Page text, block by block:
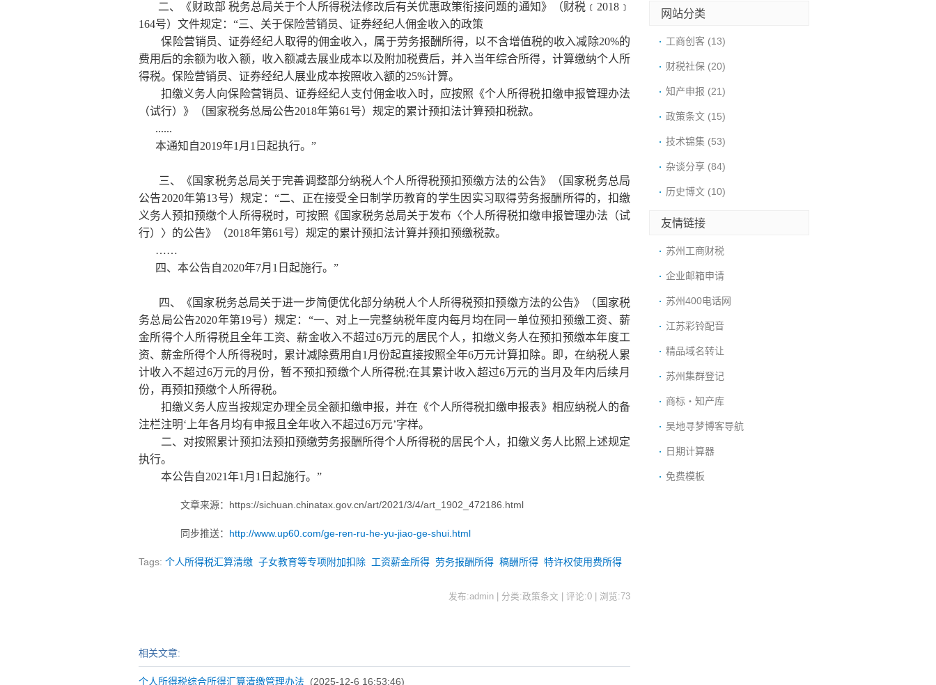
二、《财政部 税务总局关于个人所得税法修改后有关优惠政策衔接问题的通知》（财税﹝2018﹞
164号）文件规定：“三、关于保险营销员、证券经纪人佣金收入的政策
保险营销员、证券经纪人取得的佣金收入，属于劳务报酬所得，以不含增值税的收入减除20%的
费用后的余额为收入额，收入额减去展业成本以及附加税费后，并入当年综合所得，计算缴纳个人所
得税。保险营销员、证券经纪人展业成本按照收入额的25%计算。
扣缴义务人向保险营销员、证券经纪人支付佣金收入时，应按照《个人所得税扣缴申报管理办法
（试行）》（国家税务总局公告2018年第61号）规定的累计预扣法计算预扣税款。
......
本通知自2019年1月1日起执行。”
三、《国家税务总局关于完善调整部分纳税人个人所得税预扣预缴方法的公告》（国家税务总局
公告2020年第13号）规定：“二、正在接受全日制学历教育的学生因实习取得劳务报酬所得的，扣缴
义务人预扣预缴个人所得税时，可按照《国家税务总局关于发布〈个人所得税扣缴申报管理办法（试
行）〉的公告》（2018年第61号）规定的累计预扣法计算并预扣预缴税款。
……
四、本公告自2020年7月1日起施行。”
四、《国家税务总局关于进一步简便优化部分纳税人个人所得税预扣预缴方法的公告》（国家税
务总局公告2020年第19号）规定：“一、对上一完整纳税年度内每月均在同一单位预扣预缴工资、薪
金所得个人所得税且全年工资、薪金收入不超过6万元的居民个人，扣缴义务人在预扣预缴本年度工
资、薪金所得个人所得税时，累计减除费用自1月份起直接按照全年6万元计算扣除。即，在纳税人累
计收入不超过6万元的月份，暂不预扣预缴个人所得税;在其累计收入超过6万元的当月及年内后续月
份，再预扣预缴个人所得税。
扣缴义务人应当按规定办理全员全额扣缴申报，并在《个人所得税扣缴申报表》相应纳税人的备
注栏注明‘上年各月均有申报且全年收入不超过6万元’字样。
二、对按照累计预扣法预扣预缴劳务报酬所得个人所得税的居民个人，扣缴义务人比照上述规定
执行。
本公告自2021年1月1日起施行。”
文章来源：https://sichuan.chinatax.gov.cn/art/2021/3/4/art_1902_472186.html
同步推送： http://www.up60.com/ge-ren-ru-he-yu-jiao-ge-shui.html
Tags:个人所得税汇算清缴 子女教育等专项附加扣除 工资薪金所得 劳务报酬所得 稿酬所得 特许权使用费所得
发布:admin | 分类:政策条文 | 评论:0 | 浏览: 73
相关文章:
个人所得税综合所得汇算清缴管理办法 (2025-12-6 16:53:46)
网站分类
工商创客 (13)
财税社保 (20)
知产申报 (21)
政策条文 (15)
技术锦集 (53)
杂谈分享 (84)
历史博文 (10)
友情链接
苏州工商财税
企业邮箱申请
苏州400电话网
江苏彩铃配音
精品域名转让
苏州集群登记
商标・知产库
吴地寻梦博客导航
日期计算器
免费模板